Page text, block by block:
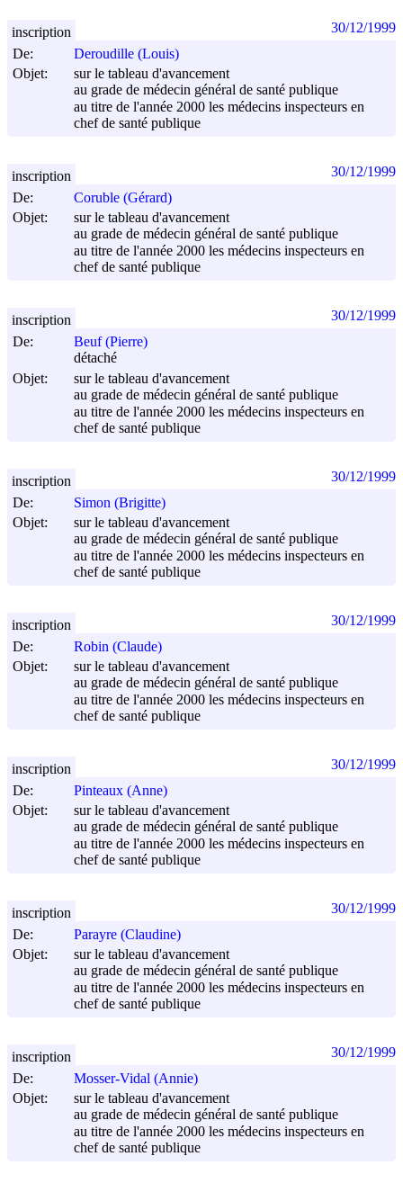
De:
Deroudille (Louis)
Objet:
sur le tableau d'avancement
au grade de médecin général de santé publique
au titre de l'année 2000 les médecins inspecteurs en
chef de santé publique
inscription 30/12/1999
De:
Coruble (Gérard)
Objet:
sur le tableau d'avancement
au grade de médecin général de santé publique
au titre de l'année 2000 les médecins inspecteurs en
chef de santé publique
inscription 30/12/1999
De:
Beuf (Pierre)
détaché
Objet:
sur le tableau d'avancement
au grade de médecin général de santé publique
au titre de l'année 2000 les médecins inspecteurs en
chef de santé publique
inscription 30/12/1999
De:
Simon (Brigitte)
Objet:
sur le tableau d'avancement
au grade de médecin général de santé publique
au titre de l'année 2000 les médecins inspecteurs en
chef de santé publique
inscription 30/12/1999
De:
Robin (Claude)
Objet:
sur le tableau d'avancement
au grade de médecin général de santé publique
au titre de l'année 2000 les médecins inspecteurs en
chef de santé publique
inscription 30/12/1999
De:
Pinteaux (Anne)
Objet:
sur le tableau d'avancement
au grade de médecin général de santé publique
au titre de l'année 2000 les médecins inspecteurs en
chef de santé publique
inscription 30/12/1999
De:
Parayre (Claudine)
Objet:
sur le tableau d'avancement
au grade de médecin général de santé publique
au titre de l'année 2000 les médecins inspecteurs en
chef de santé publique
inscription 30/12/1999
De:
Mosser-Vidal (Annie)
Objet:
sur le tableau d'avancement
au grade de médecin général de santé publique
au titre de l'année 2000 les médecins inspecteurs en
chef de santé publique
inscription 30/12/1999